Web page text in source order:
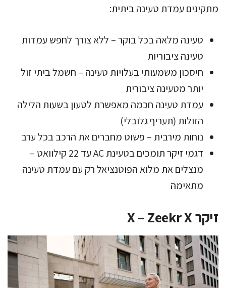
מתקינים עמדת טעינה ביתית:
טעינה מלאה בכל בוקר – ללא צורך לחפש עמדות
טעינה ציבוריות
חיסכון משמעותי בעלויות טעינה – חשמל ביתי זול
יותר מטעינה ציבורית
עמדת טעינה חכמה מאפשרת לטעון בשעות הלילה
הזולות (תעריף גלובלי)
נוחות מירבית – פשוט מחברים את הרכב בכל ערב
דגמי זיקר תומכים בטעינת AC עד 22 קילוואט –
מנצלים את מלוא הפוטנציאל רק עם עמדת טעינה
מתאימה
זיקר X – Zeekr X